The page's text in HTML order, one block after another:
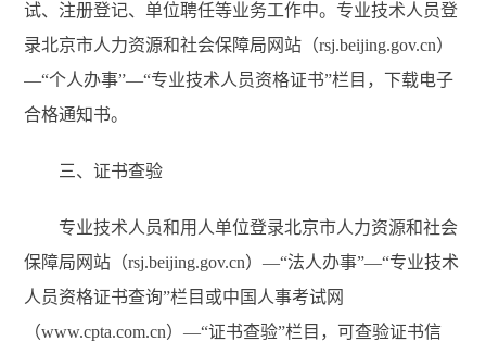
试、注册登记、单位聘任等业务工作中。专业技术人员登
录北京市人力资源和社会保障局网站（rsj.beijing.gov.cn）
—“个人办事”—“专业技术人员资格证书”栏目，下载电子
合格通知书。
三、证书查验
专业技术人员和用人单位登录北京市人力资源和社会
保障局网站（rsj.beijing.gov.cn）—“法人办事”—“专业技术
人员资格证书查询”栏目或中国人事考试网
（www.cpta.com.cn）—“证书查验”栏目，可查验证书信